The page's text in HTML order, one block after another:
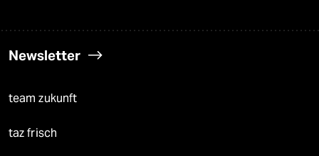
Newsletter
team zukunft
taz frisch